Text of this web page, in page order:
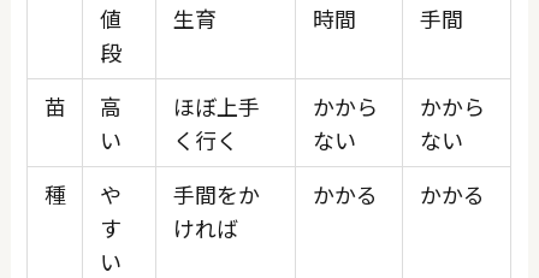
値
段
生育 時間 手間
苗
高
い
ほぼ上手
く行く
かから
ない
かから
ない
種
や
す
い
手間をか
ければ
かかる かかる